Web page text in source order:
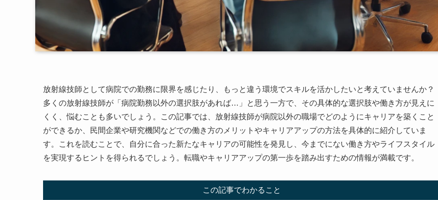
放射線技師として病院での勤務に限界を感じたり、もっと違う環境でスキルを活かしたいと考えていませんか？
多くの放射線技師が「病院勤務以外の選択肢があれば…」と思う一方で、その具体的な選択肢や働き方が見えに
くく、悩むことも多いでしょう。この記事では、放射線技師が病院以外の職場でどのようにキャリアを築くこと
ができるか、民間企業や研究機関などでの働き方のメリットやキャリアアップの方法を具体的に紹介していま
す。これを読むことで、自分に合った新たなキャリアの可能性を発見し、今までにない働き方やライフスタイル
を実現するヒントを得られるでしょう。転職やキャリアアップの第一歩を踏み出すための情報が満載です。
この記事でわかること